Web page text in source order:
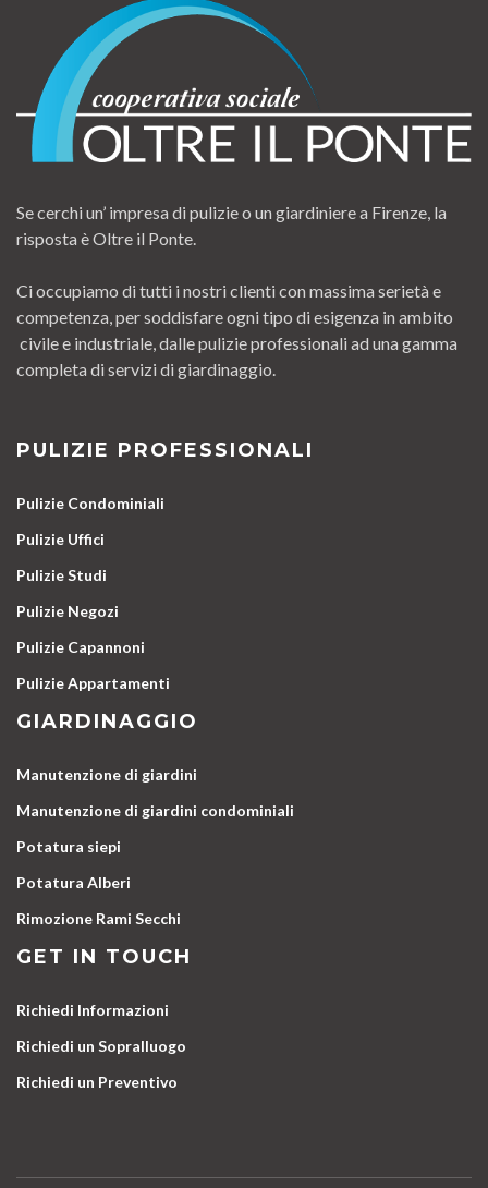
Se cerchi un’ impresa di pulizie o un giardiniere a Firenze, la
risposta è Oltre il Ponte.
Ci occupiamo di tutti i nostri clienti con massima serietà e
competenza, per soddisfare ogni tipo di esigenza in ambito
civile e industriale, dalle pulizie professionali ad una gamma
completa di servizi di giardinaggio.
PULIZIE PROFESSIONALI
Pulizie Condominiali
Pulizie Uffici
Pulizie Studi
Pulizie Negozi
Pulizie Capannoni
Pulizie Appartamenti
GIARDINAGGIO
Manutenzione di giardini
Manutenzione di giardini condominiali
Potatura siepi
Potatura Alberi
Rimozione Rami Secchi
GET IN TOUCH
Richiedi Informazioni
Richiedi un Sopralluogo
Richiedi un Preventivo